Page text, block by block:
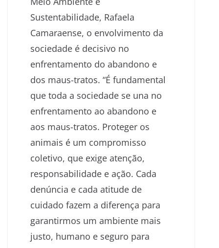
Sustentabilidade, Rafaela
Camaraense, o envolvimento da
sociedade é decisivo no
enfrentamento do abandono e
dos maus-tratos. “É fundamental
que toda a sociedade se una no
enfrentamento ao abandono e
aos maus-tratos. Proteger os
animais é um compromisso
coletivo, que exige atenção,
responsabilidade e ação. Cada
denúncia e cada atitude de
cuidado fazem a diferença para
garantirmos um ambiente mais
justo, humano e seguro para